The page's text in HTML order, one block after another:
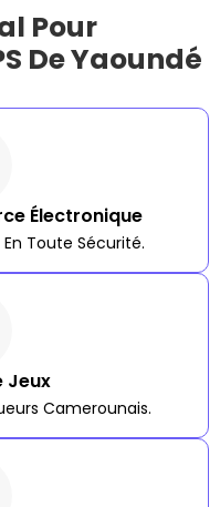
Pour
De Yaoundé
Électronique
Toute Sécurité.
Jeux
Camerounais.